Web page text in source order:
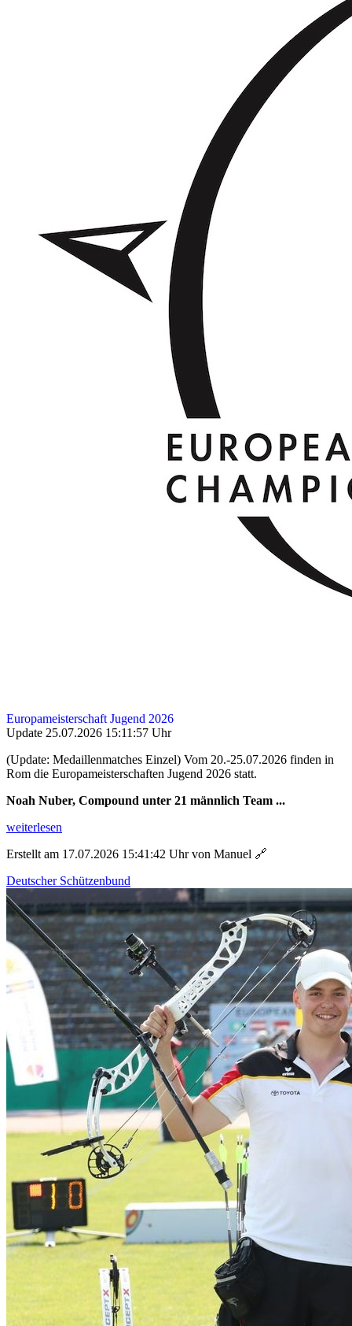
Europameisterschaft Jugend 2026
Update 25.07.2026 15:11:57 Uhr
(Update: Medaillenmatches Einzel) Vom 20.-25.07.2026 finden in
Rom die Europameisterschaften Jugend 2026 statt.
Noah Nuber, Compound unter 21 männlich Team ...
weiterlesen
Erstellt am 17.07.2026 15:41:42 Uhr von Manuel 🔗
Deutscher Schützenbund